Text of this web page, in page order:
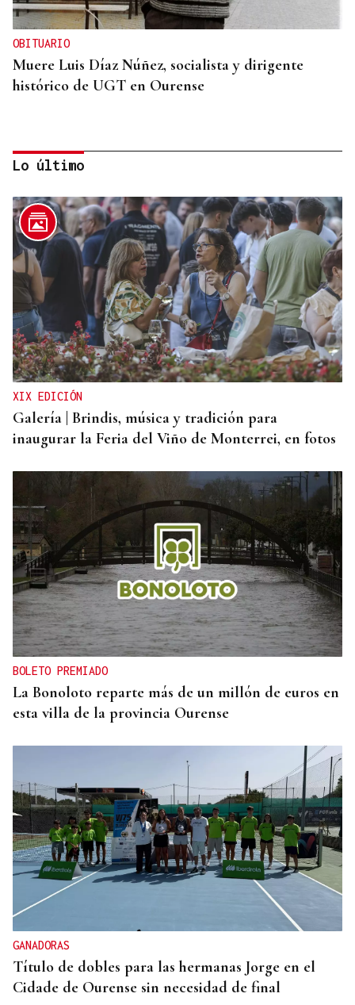
OBITUARIO
Muere Luis Díaz Núñez, socialista y dirigente
histórico de UGT en Ourense
CANEDO
Un herido en la colisión entre dos coches en la
entrada a las termas de Outariz
Lo último
XIX EDICIÓN
Galería | Brindis, música y tradición para
inaugurar la Feria del Viño de Monterrei, en fotos
BOLETO PREMIADO
La Bonoloto reparte más de un millón de euros en
esta villa de la provincia Ourense
GANADORAS
Título de dobles para las hermanas Jorge en el
Cidade de Ourense sin necesidad de final